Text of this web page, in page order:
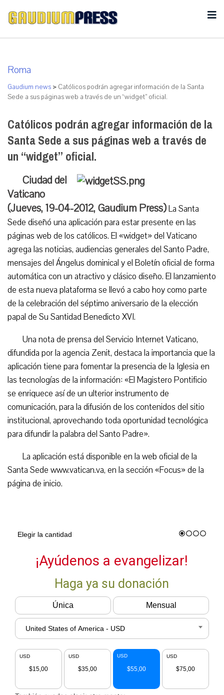
Roma
Gaudium news > Católicos podrán agregar información de la Santa
Sede a sus páginas web a través de un “widget” oficial.
Católicos podrán agregar información de la
Santa Sede a sus páginas web a través de
un “widget” oficial.
Ciudad del
Vaticano
(Jueves, 19-04-2012, Gaudium Press)La Santa
Sede diseñó una aplicación para estar presente en las
páginas web de los católicos. El «widget» del Vaticano
agrega las noticias, audiencias generales del Santo Padre,
mensajes del Ángelus dominical y el Boletín oficial de forma
automática con un atractivo y clásico diseño. El lanzamiento
de esta nueva plataforma se llevó a cabo hoy como parte
de la celebración del séptimo aniversario de la elección
papal de Su Santidad Benedicto XVI.
Una nota de prensa del Servicio Internet Vaticano,
difundida por la agencia Zenit, destaca la importancia que la
aplicación tiene para fomentar la presencia de la Iglesia en
las tecnologías de la información: «El Magistero Pontificio
se enriquece así de un ulterior instrumento de
comunicación, para la difusión de los contenidos del sitio
institucional, aprovechando toda oportunidad tecnológica
para difundir la palabra del Santo Padre».
La aplicación está disponible en la web oficial de la
Santa Sede www.vatican.va, en la sección «Focus» de la
página de inicio.